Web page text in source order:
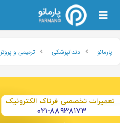
پارمانو دندانپزشکی ترمیمی و پروتز